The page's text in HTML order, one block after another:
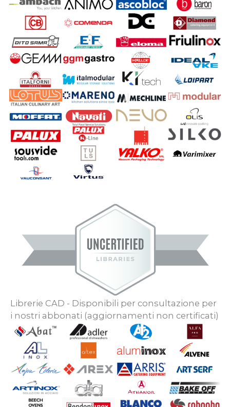
Librerie CAD - Disponibili per consultazione per
i nostri abbonati (aggiornamenti non certificati)